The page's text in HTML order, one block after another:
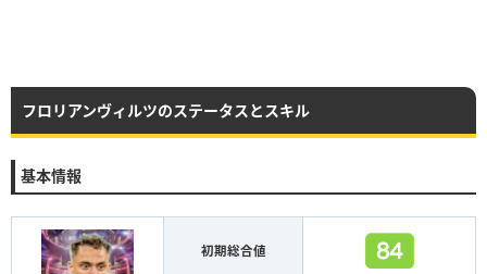
フロリアンヴィルツのステータスとスキル
基本情報
初期総合値